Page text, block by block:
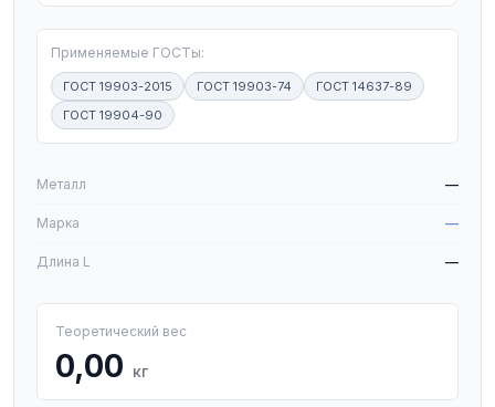
Применяемые ГОСТы:
ГОСТ 19903-2015 ГОСТ 19903-74
ГОСТ 14637-89
ГОСТ 19904-90
Металл —
Марка —
Длина L —
Теоретический вес
0,00 кг